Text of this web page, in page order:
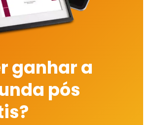
ganhar a
pós